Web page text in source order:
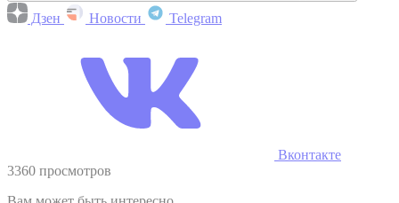
Дзен Новости Telegram
Вконтакте
3360 просмотров